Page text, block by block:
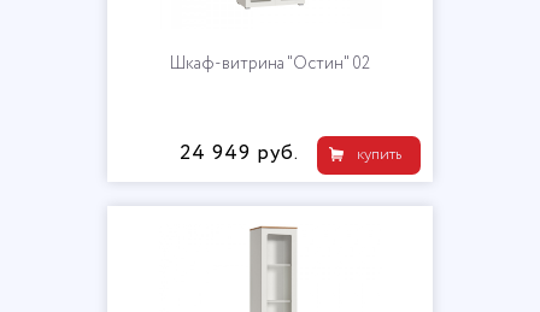
Шкаф-витрина "Остин" 02
купить
24 949 руб.